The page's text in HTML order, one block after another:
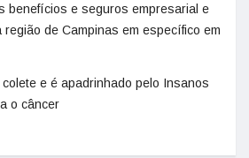
benefícios e seguros empresarial e
região de Campinas em específico em
e é apadrinhado pelo Insanos
o câncer